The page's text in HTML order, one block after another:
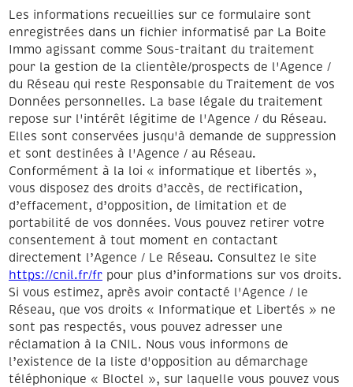
Les informations recueillies sur ce formulaire sont
enregistrées dans un fichier informatisé par La Boite
Immo agissant comme Sous-traitant du traitement
pour la gestion de la clientèle/prospects de l'Agence /
du Réseau qui reste Responsable du Traitement de vos
Données personnelles. La base légale du traitement
repose sur l'intérêt légitime de l'Agence / du Réseau.
Elles sont conservées jusqu'à demande de suppression
et sont destinées à l'Agence / au Réseau.
Conformément à la loi « informatique et libertés »,
vous disposez des droits d’accès, de rectification,
d’effacement, d’opposition, de limitation et de
portabilité de vos données. Vous pouvez retirer votre
consentement à tout moment en contactant
directement l’Agence / Le Réseau. Consultez le site
https://cnil.fr/fr pour plus d’informations sur vos droits.
Si vous estimez, après avoir contacté l'Agence / le
Réseau, que vos droits « Informatique et Libertés » ne
sont pas respectés, vous pouvez adresser une
réclamation à la CNIL. Nous vous informons de
l’existence de la liste d'opposition au démarchage
téléphonique « Bloctel », sur laquelle vous pouvez vous